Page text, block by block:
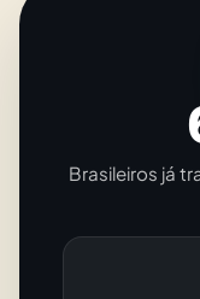
Brasileiros já